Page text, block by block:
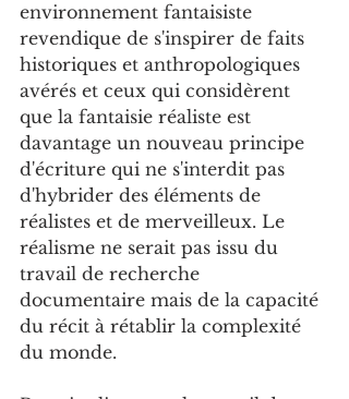
environnement fantaisiste
revendique de s'inspirer de faits
historiques et anthropologiques
avérés et ceux qui considèrent
que la fantaisie réaliste est
davantage un nouveau principe
d'écriture qui ne s'interdit pas
d'hybrider des éléments de
réalistes et de merveilleux. Le
réalisme ne serait pas issu du
travail de recherche
documentaire mais de la capacité
du récit à rétablir la complexité
du monde.